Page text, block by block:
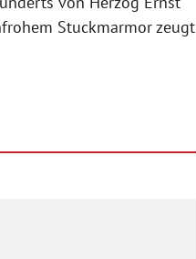
Stuckmarmor zeugt